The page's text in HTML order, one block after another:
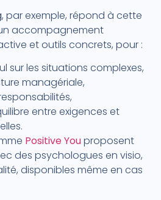
, par exemple, répond à cette
accompagnement
et outils concrets, pour :
sur les situations complexes,
managériale,
entre exigences et
Positive Youproposent
des psychologues en visio,
disponibles même en cas